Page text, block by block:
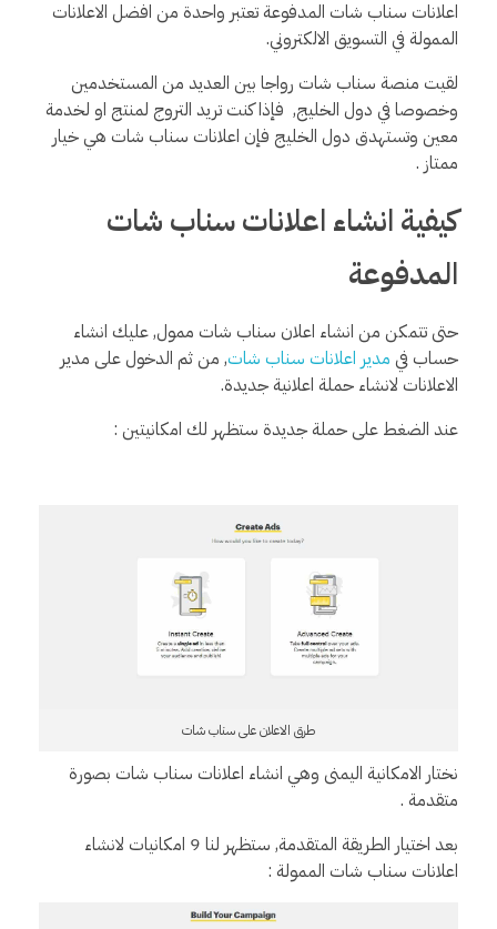
اعلانات سناب شات المدفوعة تعتبر واحدة من افضل الاعلانات
الممولة في التسويق الالكتروني.
لقيت منصة سناب شات رواجا بين العديد من المستخدمين
وخصوصا في دول الخليج, فإذا كنت تريد التروج لمنتج او لخدمة
معين وتستهدق دول الخليج فإن اعلانات سناب شات هي خيار
ممتاز .
كيفية انشاء اعلانات سناب شات
المدفوعة
حتى تتمكن من انشاء اعلان سناب شات ممول, عليك انشاء
حساب في مدير اعلانات سناب شات, من ثم الدخول على مدير
الاعلانات لانشاء حملة اعلانية جديدة.
عند الضغط على حملة جديدة ستظهر لك امكانيتين :
طرق الاعلان على سناب شات
نختار الامكانية اليمنى وهي انشاء اعلانات سناب شات بصورة
متقدمة .
بعد اختيار الطريقة المتقدمة, ستظهر لنا 9 امكانيات لانشاء
اعلانات سناب شات الممولة :